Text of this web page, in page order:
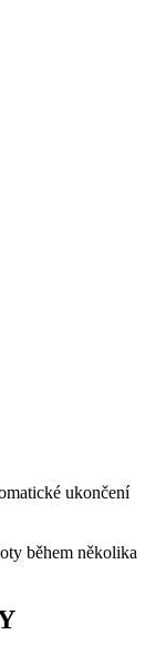
ukončení
během několika